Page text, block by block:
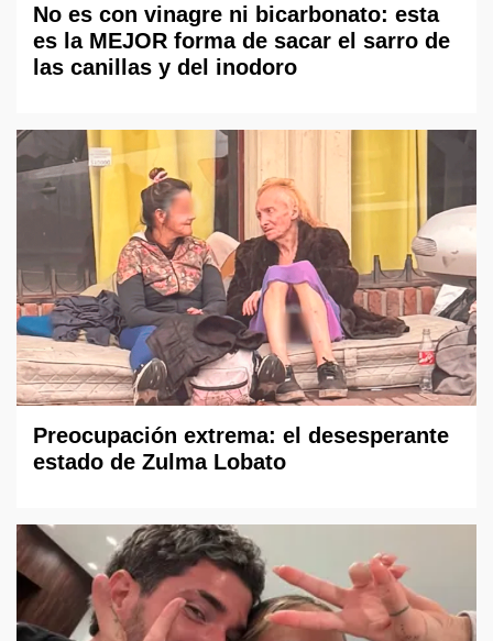
No es con vinagre ni bicarbonato: esta
es la MEJOR forma de sacar el sarro de
las canillas y del inodoro
Preocupación extrema: el desesperante
estado de Zulma Lobato